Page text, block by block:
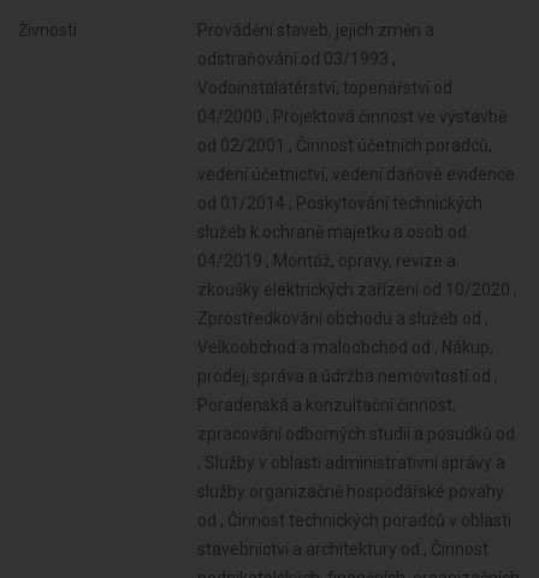
Živnosti:
Provádění staveb, jejich změn a
odstraňování od 03/1993 ,
Vodoinstalatérství, topenářství od
04/2000 , Projektová činnost ve výstavbě
od 02/2001 , Činnost účetních poradců,
vedení účetnictví, vedení daňové evidence
od 01/2014 , Poskytování technických
služeb k ochraně majetku a osob od
04/2019 , Montáž, opravy, revize a
zkoušky elektrických zařízení od 10/2020 ,
Zprostředkování obchodu a služeb od ,
Velkoobchod a maloobchod od , Nákup,
prodej, správa a údržba nemovitostí od ,
Poradenská a konzultační činnost,
zpracování odborných studií a posudků od
, Služby v oblasti administrativní správy a
služby organizačně hospodářské povahy
od , Činnost technických poradců v oblasti
stavebnictví a architektury od , Činnost